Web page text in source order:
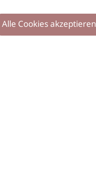
Alle Cookies akzeptieren